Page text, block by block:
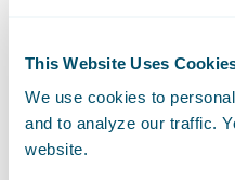
This Website Uses
We use cookies to
and to analyze our traffic.
website.
Kernprozesse,
Underwriter genau
erhalten, die sie